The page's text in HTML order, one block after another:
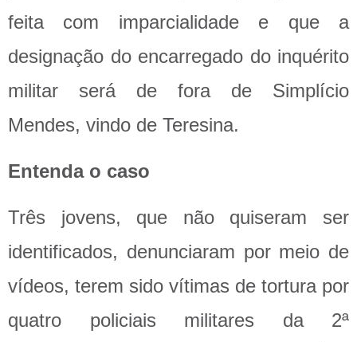
feita com imparcialidade e que a
designação do encarregado do inquérito
militar será de fora de Simplício
Mendes, vindo de Teresina.
Entenda o caso
Três jovens, que não quiseram ser
identificados, denunciaram por meio de
vídeos, terem sido vítimas de tortura por
quatro policiais militares da 2ª